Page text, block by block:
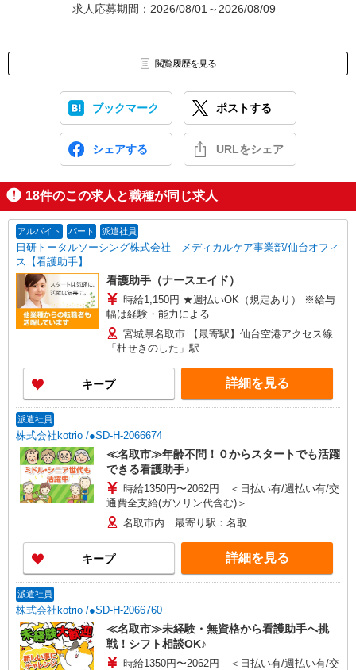
求人応募期間：2026/08/01～2026/08/09
閲覧履歴を見る
ブックマーク ポストする
シェアする URLをシェア
18件のこの求人と職種が同じ求人
アルバイト パート 派遣社員
日研トータルソーシング株式会社 メディカルケア事業部/仙台オフィ
ス【看護助手】
看護助手（ナースエイド）
時給1,150円 ★週払いOK（規定あり） ※給与
幅は経験・能力による
宮城県名取市 【最寄駅】仙台空港アクセス線
「杜せきのした」駅
キープ 詳細を見る
派遣社員
株式会社kotrio /●SD-H-2066674
≪名取市≫年齢不問！０からスタートでも活躍
できる看護助手♪
時給1350円〜2062円 ＜日払い有/週払い有/交
通費全支給(ガソリン代含む)＞
名取市内 最寄り駅：名取
キープ 詳細を見る
派遣社員
株式会社kotrio /●SD-H-2066760
≪名取市≫未経験・無資格から看護助手へ挑
戦！シフト相談OK♪
時給1350円〜2062円 ＜日払い有/週払い有/交